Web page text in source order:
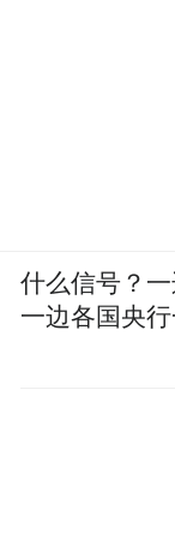
什么信号？一
一边各国央